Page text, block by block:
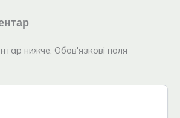
нижче. Обов'язкові поля